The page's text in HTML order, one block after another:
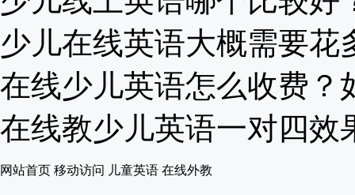
少儿在线英语大概需要花
在线少儿英语怎么收费？
在线教少儿英语一对四效
网站首页 移动访问 儿童英语 在线外教